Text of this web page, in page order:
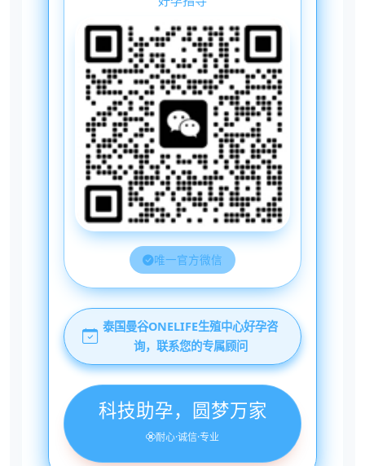
唯一官方微信
泰国曼谷ONELIFE生殖中心好孕咨
询，联系您的专属顾问
科技助孕，圆梦万家
耐心·诚信·专业